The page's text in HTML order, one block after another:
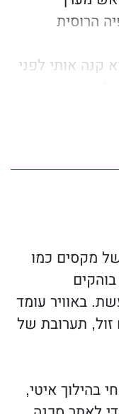
הרוסית
קנה אותי לפני
אותו
אותי ואת כל
הוא לא סיפור
עלילה
את הקשר
אנה זאירס,
של הניו יורק
מקסים כמו
באוויר עומד
זול, תערובת של
בהילוך איטי,